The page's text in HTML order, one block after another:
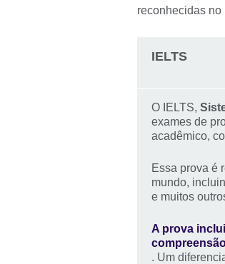
reconhecidas no
IELTS
O IELTS,
exames de
acadêmico,
Essa prova é
mundo,
e muitos
A prova
. Um